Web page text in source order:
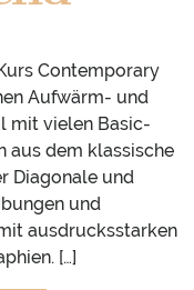
Contemporary
Aufwärm- und
mit vielen Basic-
aus dem klassische
Diagonale und
und
ausdrucksstarken
[…]